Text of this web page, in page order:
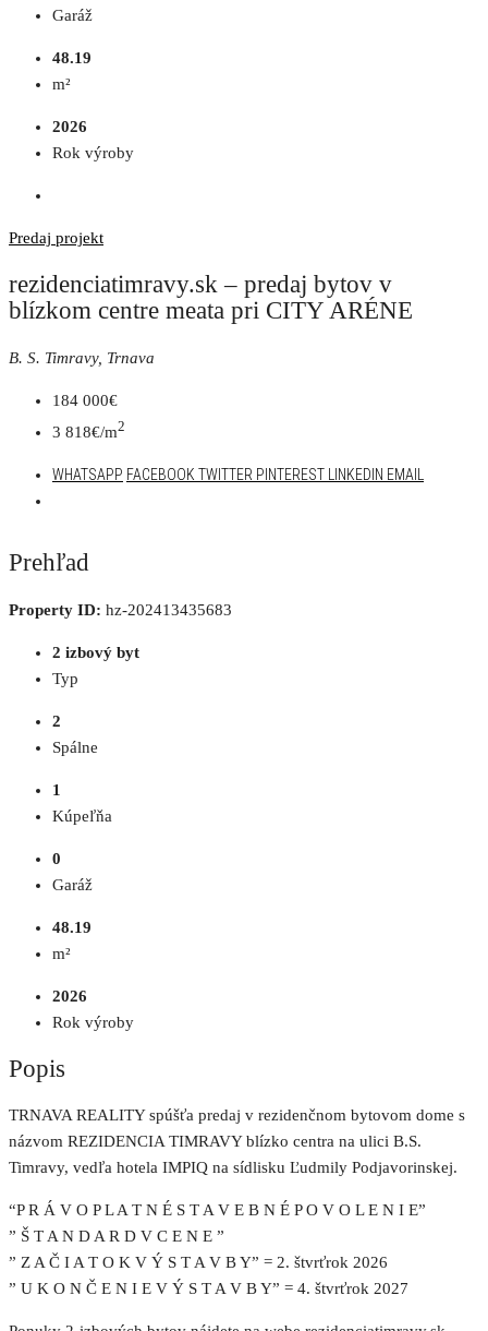
Garáž
48.19
m²
2026
Rok výroby
Predaj projekt
rezidenciatimravy.sk – predaj bytov v
blízkom centre meata pri CITY ARÉNE
B. S. Timravy, Trnava
184 000€
3 818€/m2
WHATSAPP FACEBOOK TWITTER PINTEREST LINKEDIN EMAIL
Prehľad
Property ID: hz-202413435683
2 izbový byt
Typ
2
Spálne
1
Kúpeľňa
0
Garáž
48.19
m²
2026
Rok výroby
Popis
TRNAVA REALITY spúšťa predaj v rezidenčnom bytovom dome s
názvom REZIDENCIA TIMRAVY blízko centra na ulici B.S.
Timravy, vedľa hotela IMPIQ na sídlisku Ľudmily Podjavorinskej.
“P R Á V O P L A T N É S T A V E B N É P O V O L E N I E”
” Š T A N D A R D V C E N E ”
” Z A Č I A T O K V Ý S T A V B Y” = 2. štvrťrok 2026
” U K O N Č E N I E V Ý S T A V B Y” = 4. štvrťrok 2027